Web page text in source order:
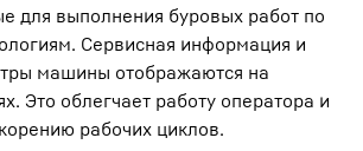
для выполнения буровых работ по
Сервисная информация и
машины отображаются на
Это облегчает работу оператора и
рабочих циклов.